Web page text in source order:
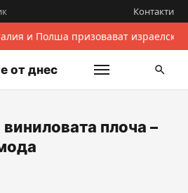
Контакти
и Полша призовават
от днес
плоча –